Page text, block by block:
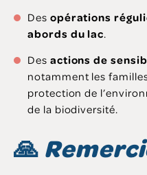
Des opérations
abords du lac.
Des actions de
notamment les
protection de
de la biodiversité.
🙏